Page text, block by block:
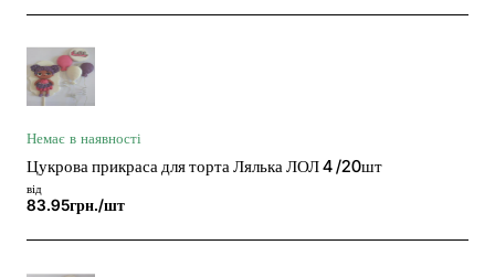
Немає в наявності
Цукрова прикраса для торта Лялька ЛОЛ 4 /20шт
від
83.95грн./шт